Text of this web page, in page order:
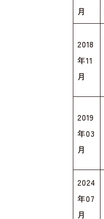
月
2018
年11
月
2019
年03
月
2024
年07
月